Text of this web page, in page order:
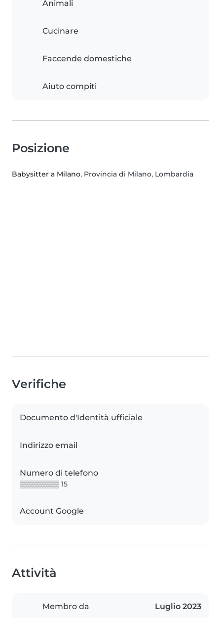
Animali
Cucinare
Faccende domestiche
Aiuto compiti
Posizione
Babysitter a Milano, Provincia di Milano, Lombardia
Verifiche
Documento d'Identità ufficiale
Indirizzo email
Numero di telefono
▒▒▒▒▒▒▒▒ 15
Account Google
Attività
Membro da Luglio 2023